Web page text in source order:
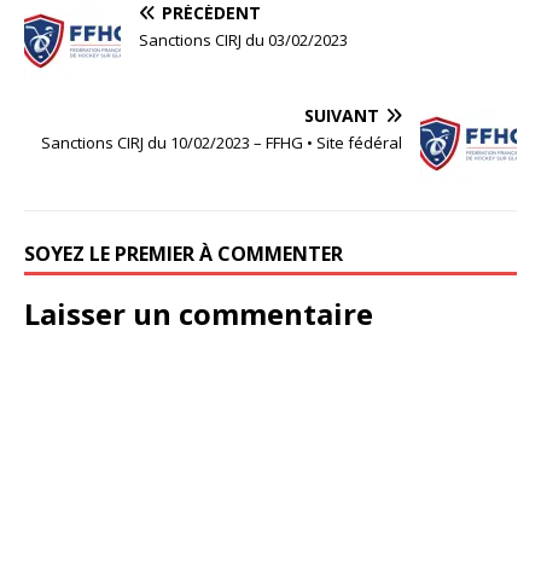
PRÉCÉDENT
Sanctions CIRJ du 03/02/2023
SUIVANT
Sanctions CIRJ du 10/02/2023 – FFHG • Site fédéral
SOYEZ LE PREMIER À COMMENTER
Laisser un commentaire